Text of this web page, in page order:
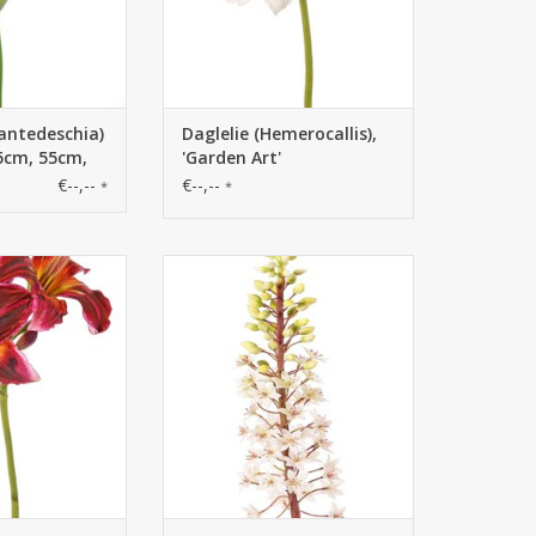
55cm,
€--,-- *
Daglelie (Hemerocallis),
'Garden Art'
€--,-- *
- Daglelie
'Garden Art', 2
h. 5 cm) & 6
65 cm
130561WG - Eucomis
(Ananaslelie) met polyester
bloemen en plastic
bloemknoppen, 90 cm